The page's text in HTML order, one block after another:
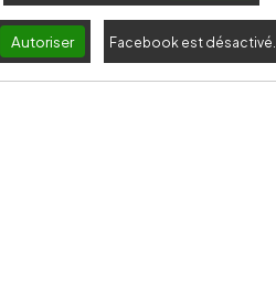
Autoriser Facebook est désactivé.